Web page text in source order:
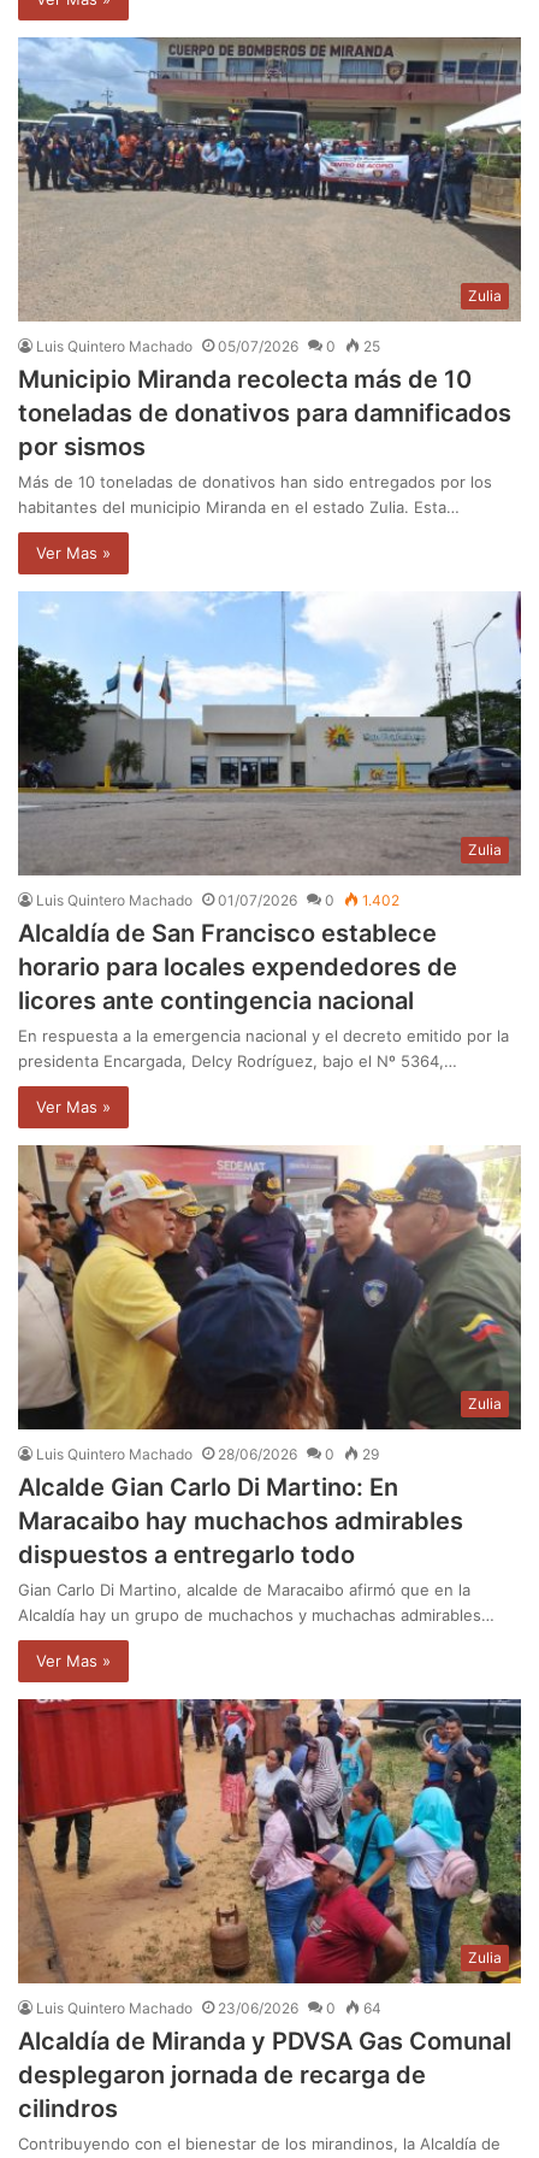
Zulia
Luis Quintero Machado 05/07/2026 0 25
Municipio Miranda recolecta más de 10
toneladas de donativos para damnificados
por sismos
Más de 10 toneladas de donativos han sido entregados por los
habitantes del municipio Miranda en el estado Zulia. Esta…
Ver Mas »
Zulia
Luis Quintero Machado 01/07/2026 0 1.402
Alcaldía de San Francisco establece
horario para locales expendedores de
licores ante contingencia nacional
En respuesta a la emergencia nacional y el decreto emitido por la
presidenta Encargada, Delcy Rodríguez, bajo el Nº 5364,…
Ver Mas »
Zulia
Luis Quintero Machado 28/06/2026 0 29
Alcalde Gian Carlo Di Martino: En
Maracaibo hay muchachos admirables
dispuestos a entregarlo todo
Gian Carlo Di Martino, alcalde de Maracaibo afirmó que en la
Alcaldía hay un grupo de muchachos y muchachas admirables…
Ver Mas »
Zulia
Luis Quintero Machado 23/06/2026 0 64
Alcaldía de Miranda y PDVSA Gas Comunal
desplegaron jornada de recarga de
cilindros
Contribuyendo con el bienestar de los mirandinos, la Alcaldía de